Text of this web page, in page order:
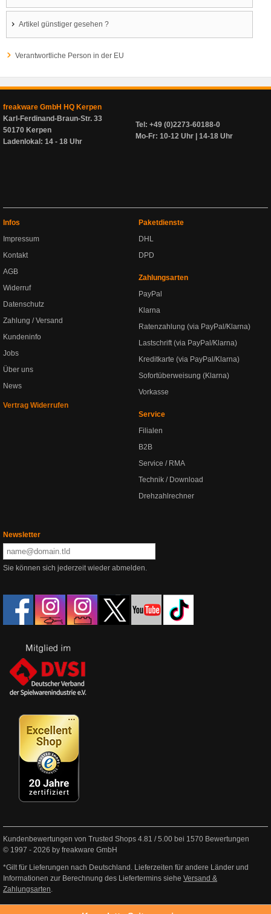
Artikel günstiger gesehen ?
Verantwortliche Person in der EU
freakware GmbH HQ Kerpen
Karl-Ferdinand-Braun-Str. 33
50170 Kerpen
Ladenlokal: 14 - 18 Uhr
Tel: +49 (0)2273-60188-0
Mo-Fr: 10-12 Uhr | 14-18 Uhr
Infos
Impressum
Kontakt
AGB
Widerruf
Datenschutz
Zahlung / Versand
Kundeninfo
Jobs
Über uns
News
Vertrag Widerrufen
Paketdienste
DHL
DPD
Zahlungsarten
PayPal
Klarna
Ratenzahlung (via PayPal/Klarna)
Lastschrift (via PayPal/Klarna)
Kreditkarte (via PayPal/Klarna)
Sofortüberweisung (Klarna)
Vorkasse
Service
Filialen
B2B
Service / RMA
Technik / Download
Drehzahlrechner
Newsletter
Sie können sich jederzeit wieder abmelden.
Kundenbewertungen von Trusted Shops 4.81 /5.00 bei 1570 Bewertungen
© 1997 - 2026 by freakware GmbH
*Gilt für Lieferungen nach Deutschland. Lieferzeiten für andere Länder und
Informationen zur Berechnung des Liefertermins siehe Versand &
Zahlungsarten.